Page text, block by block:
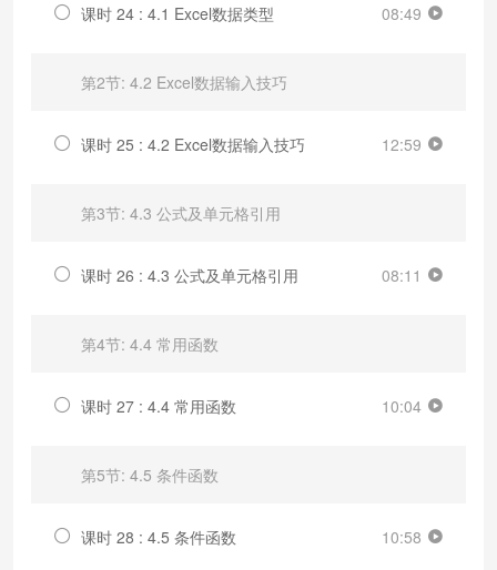
课时 24 : 4.1 Excel数据类型 08:49
第2节: 4.2 Excel数据输入技巧
课时 25 : 4.2 Excel数据输入技巧 12:59
第3节: 4.3 公式及单元格引用
课时 26 : 4.3 公式及单元格引用 08:11
第4节: 4.4 常用函数
课时 27 : 4.4 常用函数 10:04
第5节: 4.5 条件函数
课时 28 : 4.5 条件函数 10:58